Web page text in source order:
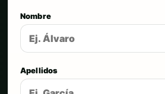
Nombre
Apellidos